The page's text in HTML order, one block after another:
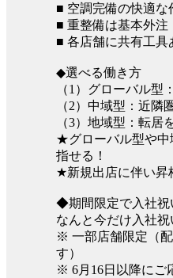
■ 空調完備の快適な
■ 重整備は基本外注
■ 各店舗に共有工具
◆選べる働き方
（1）グローバル型
（2）中域型：近隣
（3）地域型：転居
★グローバル型や中
指せる！
★新規出店に伴い昇
◆期間限定で入社祝
なんと今だけ入社祝
※ 一部店舗限定（
す）
※ 6月16日以降にご